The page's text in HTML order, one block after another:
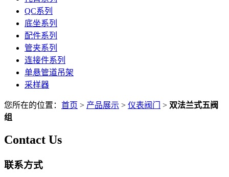
QC系列
底坐系列
配件系列
管夹系列
连接件系列
单悬管道吊架
采样器
您所在的位置： 首页 > 产品展示 > 仪表阀门 > 双法兰式五阀
组
Contact Us
联系方式